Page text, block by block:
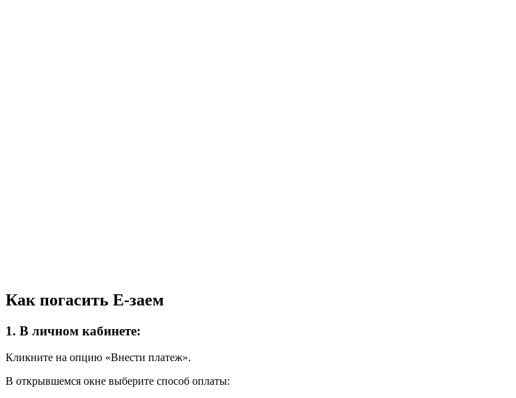
Как погасить Е-заем
1. В личном кабинете:
Кликните на опцию «Внести платеж».
В открывшемся окне выберите способ оплаты: